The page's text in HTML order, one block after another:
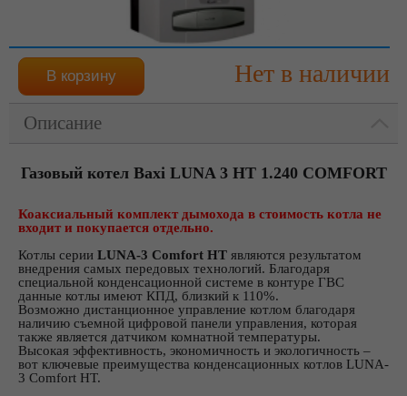
Нет в наличии
Описание
Газовый котел Baxi LUNA 3 HT 1.240 COMFORT
Коаксиальный комплект дымохода в стоимость котла не
входит и покупается отдельно.
Котлы серии LUNA-3 Comfort HT являются результатом
внедрения самых передовых технологий. Благодаря
специальной конденсационной системе в контуре ГВС
данные котлы имеют КПД, близкий к 110%.
Возможно дистанционное управление котлом благодаря
наличию съемной цифровой панели управления, которая
также является датчиком комнатной температуры.
Высокая эффективность, экономичность и экологичность –
вот ключевые преимущества конденсационных котлов LUNA-
3 Comfort HT.